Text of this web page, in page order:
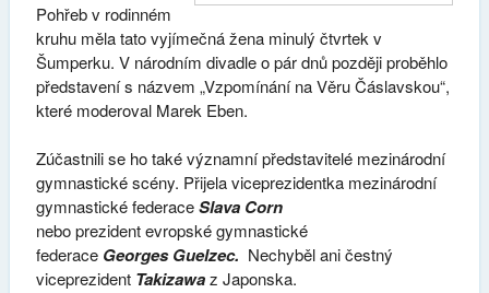
Pohřeb v rodinném
kruhu měla tato vyjímečná žena minulý čtvrtek v
Šumperku. V národním divadle o pár dnů později proběhlo
představení s názvem „Vzpomínání na Věru Čáslavskou“,
které moderoval Marek Eben.
Zúčastnili se ho také významní představitelé mezinárodní
gymnastické scény. Přijela viceprezidentka mezinárodní
gymnastické federaceSlava Corn
nebo prezident evropské gymnastické
federace Georges Guelzec. Nechyběl ani čestný
viceprezident Takizawaz Japonska.